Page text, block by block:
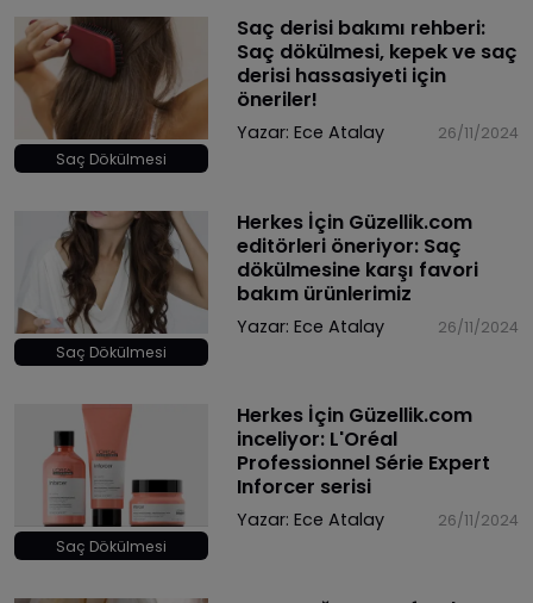
Saç Dökülmesi
Saç derisi bakımı rehberi:
Saç dökülmesi, kepek ve saç
derisi hassasiyeti için
öneriler!
Yazar: Ece Atalay 26/11/2024
Saç Dökülmesi
Herkes İçin Güzellik.com
editörleri öneriyor: Saç
dökülmesine karşı favori
bakım ürünlerimiz
Yazar: Ece Atalay 26/11/2024
Saç Dökülmesi
Herkes İçin Güzellik.com
inceliyor: L'Oréal
Professionnel Série Expert
Inforcer serisi
Yazar: Ece Atalay 26/11/2024